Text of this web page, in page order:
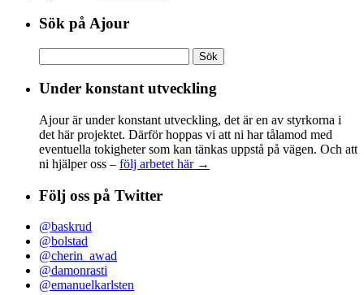
Sök på Ajour
efter:
Under konstant utveckling
Ajour är under konstant utveckling, det är en av styrkorna i
det här projektet. Därför hoppas vi att ni har tålamod med
eventuella tokigheter som kan tänkas uppstå på vägen. Och att
ni hjälper oss – följ arbetet här →
Följ oss på Twitter
@baskrud
@bolstad
@cherin_awad
@damonrasti
@emanuelkarlsten